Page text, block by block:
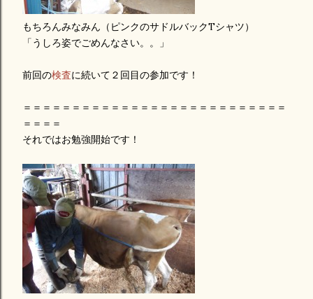
もちろんみなみん（ピンクのサドルバックTシャツ）
「うしろ姿でごめんなさい。。」
前回の検査に続いて２回目の参加です！
＝＝＝＝＝＝＝＝＝＝＝＝＝＝＝＝＝＝＝＝＝＝＝＝＝＝＝
＝＝＝＝
それではお勉強開始です！